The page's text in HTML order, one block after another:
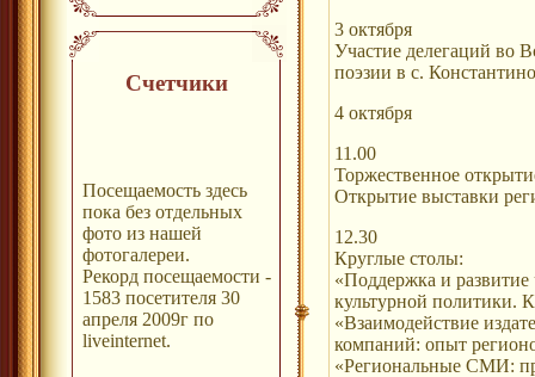
Счетчики
Посещаемость здесь
пока без отдельных
фото из нашей
фотогалереи.
Рекорд посещаемости -
1583 посетителя 30
апреля 2009г по
liveinternet.
3 октября
Участие делегаций во
поэзии в с.
4 октября
11.00
Торжественное
Открытие выставки
12.30
Круглые столы:
«Поддержка и развитие
культурной политики.
«Взаимодействие
компаний: опыт
«Региональные СМИ: